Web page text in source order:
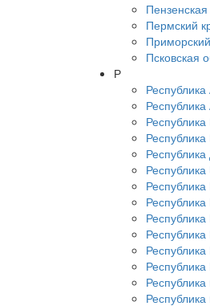
Пермский
Псковская
Р
Республика
Республика